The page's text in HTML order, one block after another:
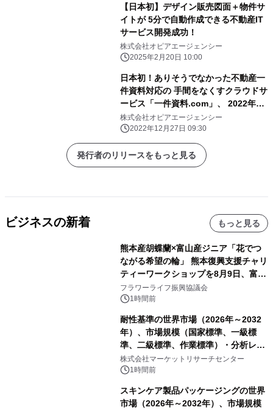
【日本初】デザイン販売図面＋物件サ
イトが 5分で自動作成できる不動産IT
サービス開発成功！
株式会社オピアエージェンシー
2025年2月20日 10:00
日本初！ありそうでなかった不動産一
件資料対応の 手間をなくすクラウドサ
ービス「一件資料.com」、 2022年12
月27日よりサービス提供開始
株式会社オピアエージェンシー
2022年12月27日 09:30
発行者のリリースをもっと見る
ビジネスの新着 もっと見る
熊本産胡蝶蘭×富山産ジニア「花でつ
ながる希望の輪」 熊本復興支援チャリ
ティーワークショップを8月9日、富
山・射水で開催
フラワーライフ振興協議会
1時間前
耐性基準の世界市場（2026年～2032
年）、市場規模（国家標準、一級標
準、二級標準、作業標準）・分析レポ
ートを発表
株式会社マーケットリサーチセンター
1時間前
スキンケア製品パッケージングの世界
市場（2026年～2032年）、市場規模